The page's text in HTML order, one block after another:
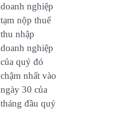
doanh nghiệp
tạm nộp thuế
thu nhập
doanh nghiệp
của quý đó
chậm nhất vào
ngày 30 của
tháng đầu quý